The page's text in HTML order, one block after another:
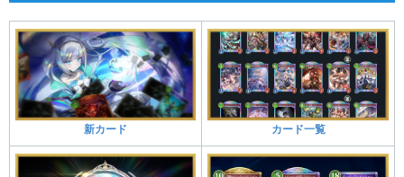
新カード カード一覧